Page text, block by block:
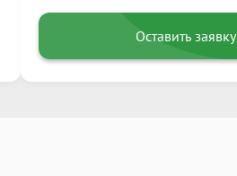
Оставить заявку